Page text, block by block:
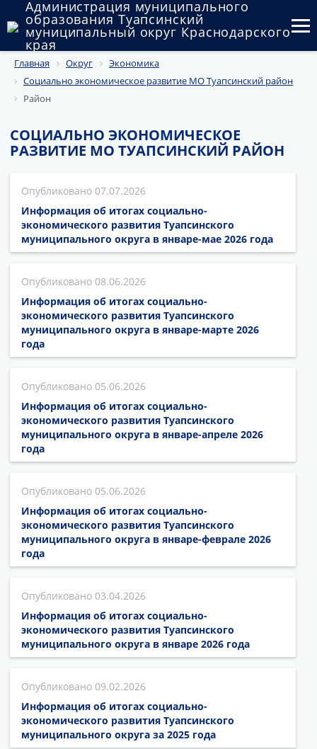
Администрация муниципального
образования Туапсинский
муниципальный округ Краснодарского
края
Округ
Администрация
Муниципальные закупки
Государственный и муниципальный контроль
Муниципальное имущество
Публичные слушания и общественные обсуждения
Документы
Главная Округ
Экономика
Социально экономическое развитие МО Туапсинский район
Район
СОЦИАЛЬНО ЭКОНОМИЧЕСКОЕ
РАЗВИТИЕ МО ТУАПСИНСКИЙ РАЙОН
07.07.2026
Информация об итогах социально-
экономического развития Туапсинского
муниципального округа в январе-мае 2026 года
08.06.2026
Информация об итогах социально-
экономического развития Туапсинского
муниципального округа в январе-марте 2026
года
05.06.2026
Информация об итогах социально-
экономического развития Туапсинского
муниципального округа в январе-апреле 2026
года
05.06.2026
Информация об итогах социально-
экономического развития Туапсинского
муниципального округа в январе-феврале 2026
года
03.04.2026
Информация об итогах социально-
экономического развития Туапсинского
муниципального округа в январе 2026 года
09.02.2026
Информация об итогах социально-
экономического развития Туапсинского
муниципального округа за 2025 года